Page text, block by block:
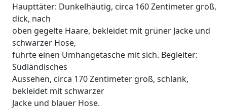
Haupttäter: Dunkelhäutig, circa 160 Zentimeter groß,
dick, nach
oben gegelte Haare, bekleidet mit grüner Jacke und
schwarzer Hose,
führte einen Umhängetasche mit sich. Begleiter:
Südländisches
Aussehen, circa 170 Zentimeter groß, schlank,
bekleidet mit schwarzer
Jacke und blauer Hose.